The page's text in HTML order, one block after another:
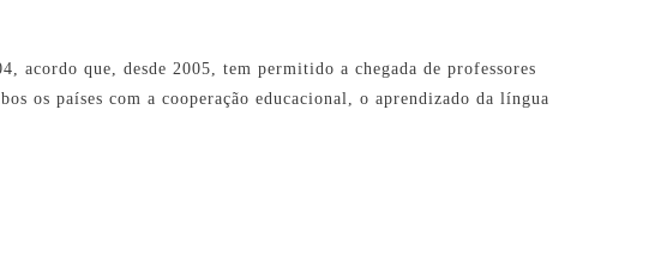
acordo que, desde 2005, tem permitido a chegada de professores
os países com a cooperação educacional, o aprendizado da língua